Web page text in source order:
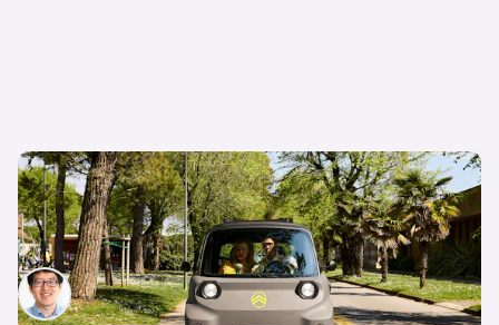
Neuer Citroen Ami ab 6. Mai bestellbar – Die
nächste Generation des kultigen Minicars
kommt ab 7.990 € auf den Markt
Patrik Chen
05. Mai 2025